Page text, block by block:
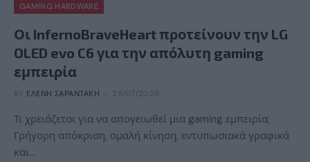
GAMING HARDWARE
Οι InfernoBraveHeart προτείνουν την LG
OLED evo C6 για την απόλυτη gaming
εμπειρία
BY ΕΛΈΝΗ ΣΑΡΑΝΤΆΚΗ 28/07/2026
Τι χρειάζεται για να απογειωθεί μια gaming εμπειρία;
Γρήγορη απόκριση, ομαλή κίνηση, εντυπωσιακά γραφικά
και…